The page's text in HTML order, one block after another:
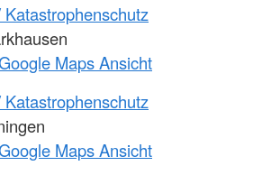
Maps Ansicht
Maps Ansicht